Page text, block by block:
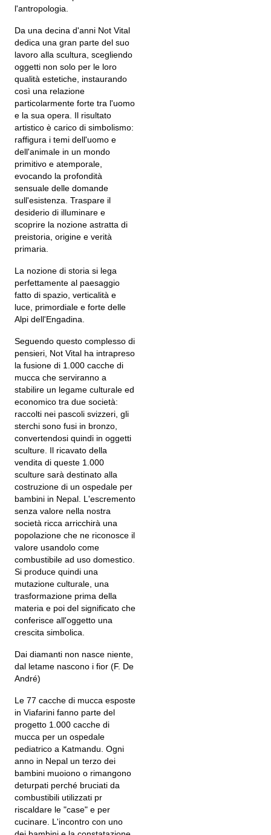
l'antropologia.
Da una decina d'anni Not Vital
dedica una gran parte del suo
lavoro alla scultura, scegliendo
oggetti non solo per le loro
qualità estetiche, instaurando
così una relazione
particolarmente forte tra l'uomo
e la sua opera. Il risultato
artistico è carico di simbolismo:
raffigura i temi dell'uomo e
dell'animale in un mondo
primitivo e atemporale,
evocando la profondità
sensuale delle domande
sull'esistenza. Traspare il
desiderio di illuminare e
scoprire la nozione astratta di
preistoria, origine e verità
primaria.
La nozione di storia si lega
perfettamente al paesaggio
fatto di spazio, verticalità e
luce, primordiale e forte delle
Alpi dell'Engadina.
Seguendo questo complesso di
pensieri, Not Vital ha intrapreso
la fusione di 1.000 cacche di
mucca che serviranno a
stabilire un legame culturale ed
economico tra due società:
raccolti nei pascoli svizzeri, gli
sterchi sono fusi in bronzo,
convertendosi quindi in oggetti
sculture. Il ricavato della
vendita di queste 1.000
sculture sarà destinato alla
costruzione di un ospedale per
bambini in Nepal. L'escremento
senza valore nella nostra
società ricca arricchirà una
popolazione che ne riconosce il
valore usandolo come
combustibile ad uso domestico.
Si produce quindi una
mutazione culturale, una
trasformazione prima della
materia e poi del significato che
conferisce all'oggetto una
crescita simbolica.
Dai diamanti non nasce niente,
dal letame nascono i fior (F. De
André)
Le 77 cacche di mucca esposte
in Viafarini fanno parte del
progetto 1.000 cacche di
mucca per un ospedale
pediatrico a Katmandu. Ogni
anno in Nepal un terzo dei
bambini muoiono o rimangono
deturpati perché bruciati da
combustibili utilizzati pr
riscaldare le "case" e per
cucinare. L'incontro con uno